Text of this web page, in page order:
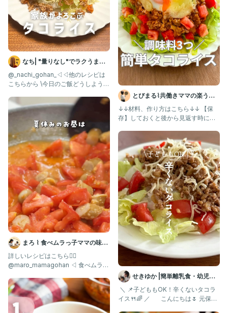
⑤火加減を中火よりの弱火にして、卵を落としとろけるチーズを
全体にかけて蓋をする。チーズが溶けて卵がお好みの固さになっ
たらOK。
⑥温かいご飯にのせて、お好みでパセリをかける。
🌟ポイント🌟
・ミニトマトは大玉トマトでも🍅
・夏野菜はお好みでアレンジしてみてください🍆🍅🫑
・蓋をした後、焦げないように火加減に注意してください。
┈┈┈┈┈┈┈ ꕤꕤꕤ ┈┈┈┈┈┈┈┈
ここまで見ていただきありがとうございます✨
@yurimama_recipe
元給食の先生ゆりままです🧑🏻‍🍳
子どもが喜ぶ給食レシピ＊° を発信中！
作ってみたよ！こんなレシピが知りたい！子どもの好き嫌いで悩
んでる！
気軽にDM、フォローしてもらえたら嬉しいです😊
#今日の晩ご飯
#簡単レシピ
#時短レシピ
#給食
#給食レシピ
#ワンパン
なち| "量りなし"でラクうまご
はん
@_nachi_gohan_◁◁他のレシピは
こちらから \今日のご飯どうしよう？
まろ ⌇ 食べムラっ子ママの味方
| 幼児食1歳〜
詳しいレシピはこちら👇🏻
@maro_mamagohan ◁ 食べムラっ
とびまる⌇共働きママの楽うま
レシピ
↓↓材料、作り方はこちら↓↓ 【保
存】しておくと後から見返す時に便
せきゆか |簡単離乳食・幼児食
レシピ
⁡ ＼ 📌子どももOK！辛くないタコラ
イス🍴🌈 ／ ⁡ ⠀ ⁡ こんにちは🌷 元保育